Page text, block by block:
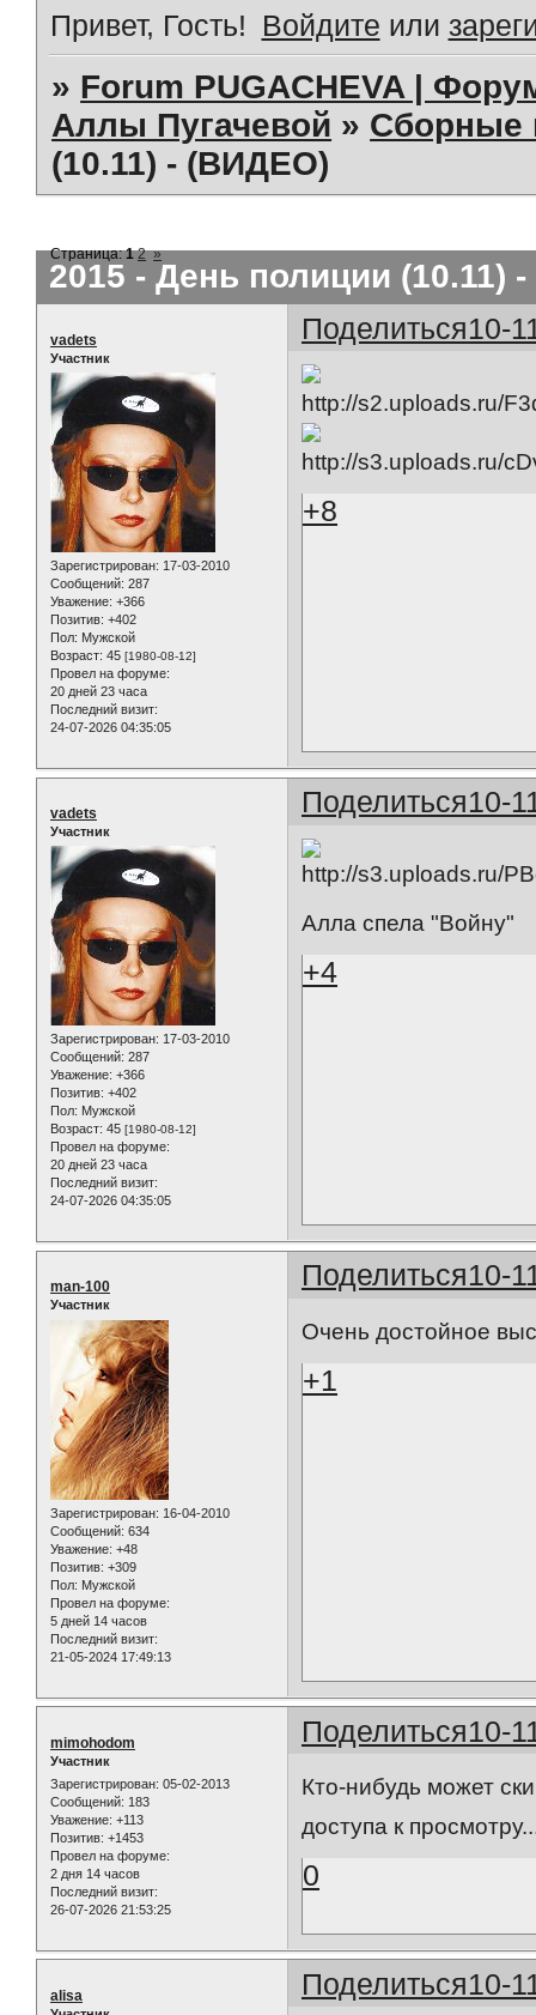
Привет, Гость! Войдите или
» Forum PUGACHEVA |
Аллы Пугачевой » Сборные
(10.11) - (ВИДЕО)
2015 - День полиции (10.11)
Страница:1 2 »
Поделиться10-
vadets
Участник
Зарегистрирован: 17-03-2010
Сообщений: 287
Уважение: +366
Позитив: +402
Пол: Мужской
Возраст: 45 [1980-08-12]
Провел на форуме:
20 дней 23 часа
Последний визит:
24-07-2026 04:35:05
+8
Поделиться10-
vadets
Участник
Зарегистрирован: 17-03-2010
Сообщений: 287
Уважение: +366
Позитив: +402
Пол: Мужской
Возраст: 45 [1980-08-12]
Провел на форуме:
20 дней 23 часа
Последний визит:
24-07-2026 04:35:05
Алла спела "Войну"
+4
Поделиться10-
man-100
Участник
Зарегистрирован: 16-04-2010
Сообщений: 634
Уважение: +48
Позитив: +309
Пол: Мужской
Провел на форуме:
5 дней 14 часов
Последний визит:
21-05-2024 17:49:13
Очень достойное
+1
Поделиться10-
mimohodom
Участник
Зарегистрирован: 05-02-2013
Сообщений: 183
Уважение: +113
Позитив: +1453
Провел на форуме:
2 дня 14 часов
Последний визит:
26-07-2026 21:53:25
Кто-нибудь может
доступа к
0
Поделиться10-
alisa